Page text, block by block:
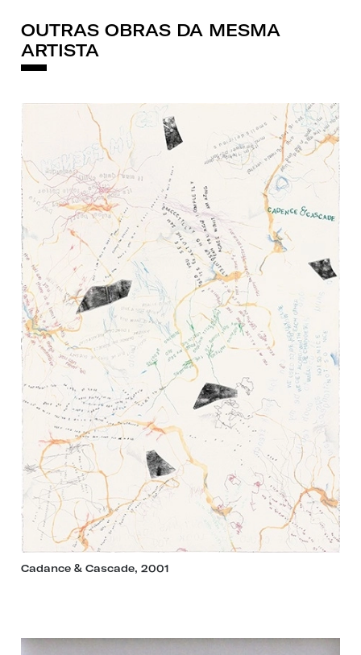
OUTRAS OBRAS DA MESMA
ARTISTA
Cadance & Cascade, 2001